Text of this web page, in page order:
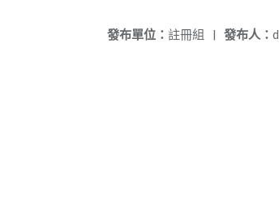
發布人：
發布單位： 註冊組 |